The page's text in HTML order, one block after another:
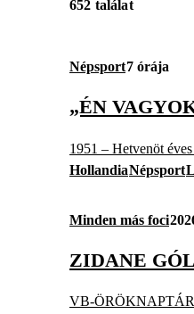
652 találat
Népsport7 órája
„ÉN
1951 – Hetvenöt
HollandiaNépsport
Minden más foci
ZIDANE
VB-ÖRÖKNAPTÁR.